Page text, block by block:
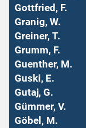
Gottfried, F.
Granig, W.
Greiner, T.
Grumm, F.
Guenther, M.
Guski, E.
Gutaj, G.
Gümmer, V.
Göbel, M.